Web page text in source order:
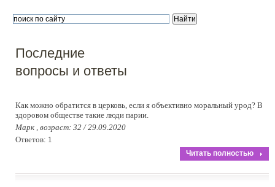
Последние
вопросы и ответы
Как можно обратится в церковь, если я объективно моральный урод? В
здоровом обществе такие люди парии.
Марк , возраст: 32 / 29.09.2020
Ответов: 1
Читать полностью